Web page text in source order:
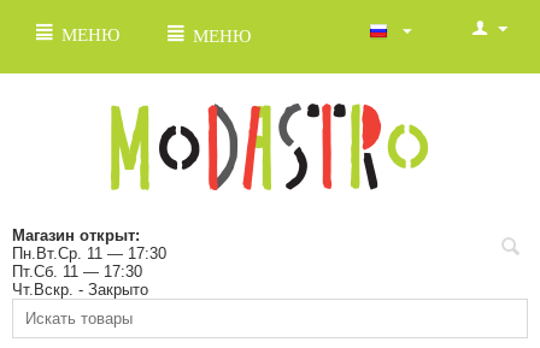
МЕНЮ МЕНЮ
Магазин открыт:
Пн.Вт.Ср. 11 — 17:30
Пт.Сб. 11 — 17:30
Чт.Вскр. - Закрыто